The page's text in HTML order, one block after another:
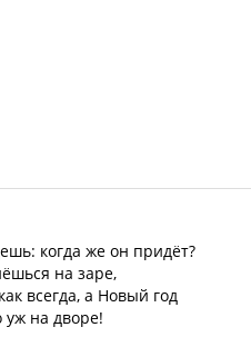
когда же он придёт?
на заре,
всегда, а Новый год
уж на дворе!